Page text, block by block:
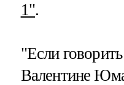
1".
"Если
Валентине